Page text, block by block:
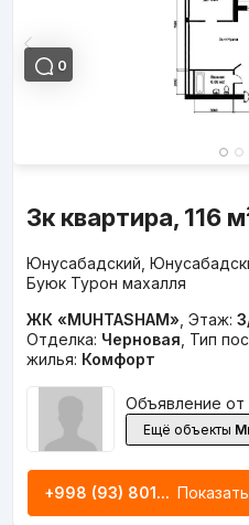
0
3к квартира, 116
Юнусабадский,
Буюк Турон махалля
ЖК «MUHTASHAM» Этаж:
Отделка: Черновая Тип
жилья: Комфорт
Объявление от
Ещё объекты
+998 (93) 801... Показать